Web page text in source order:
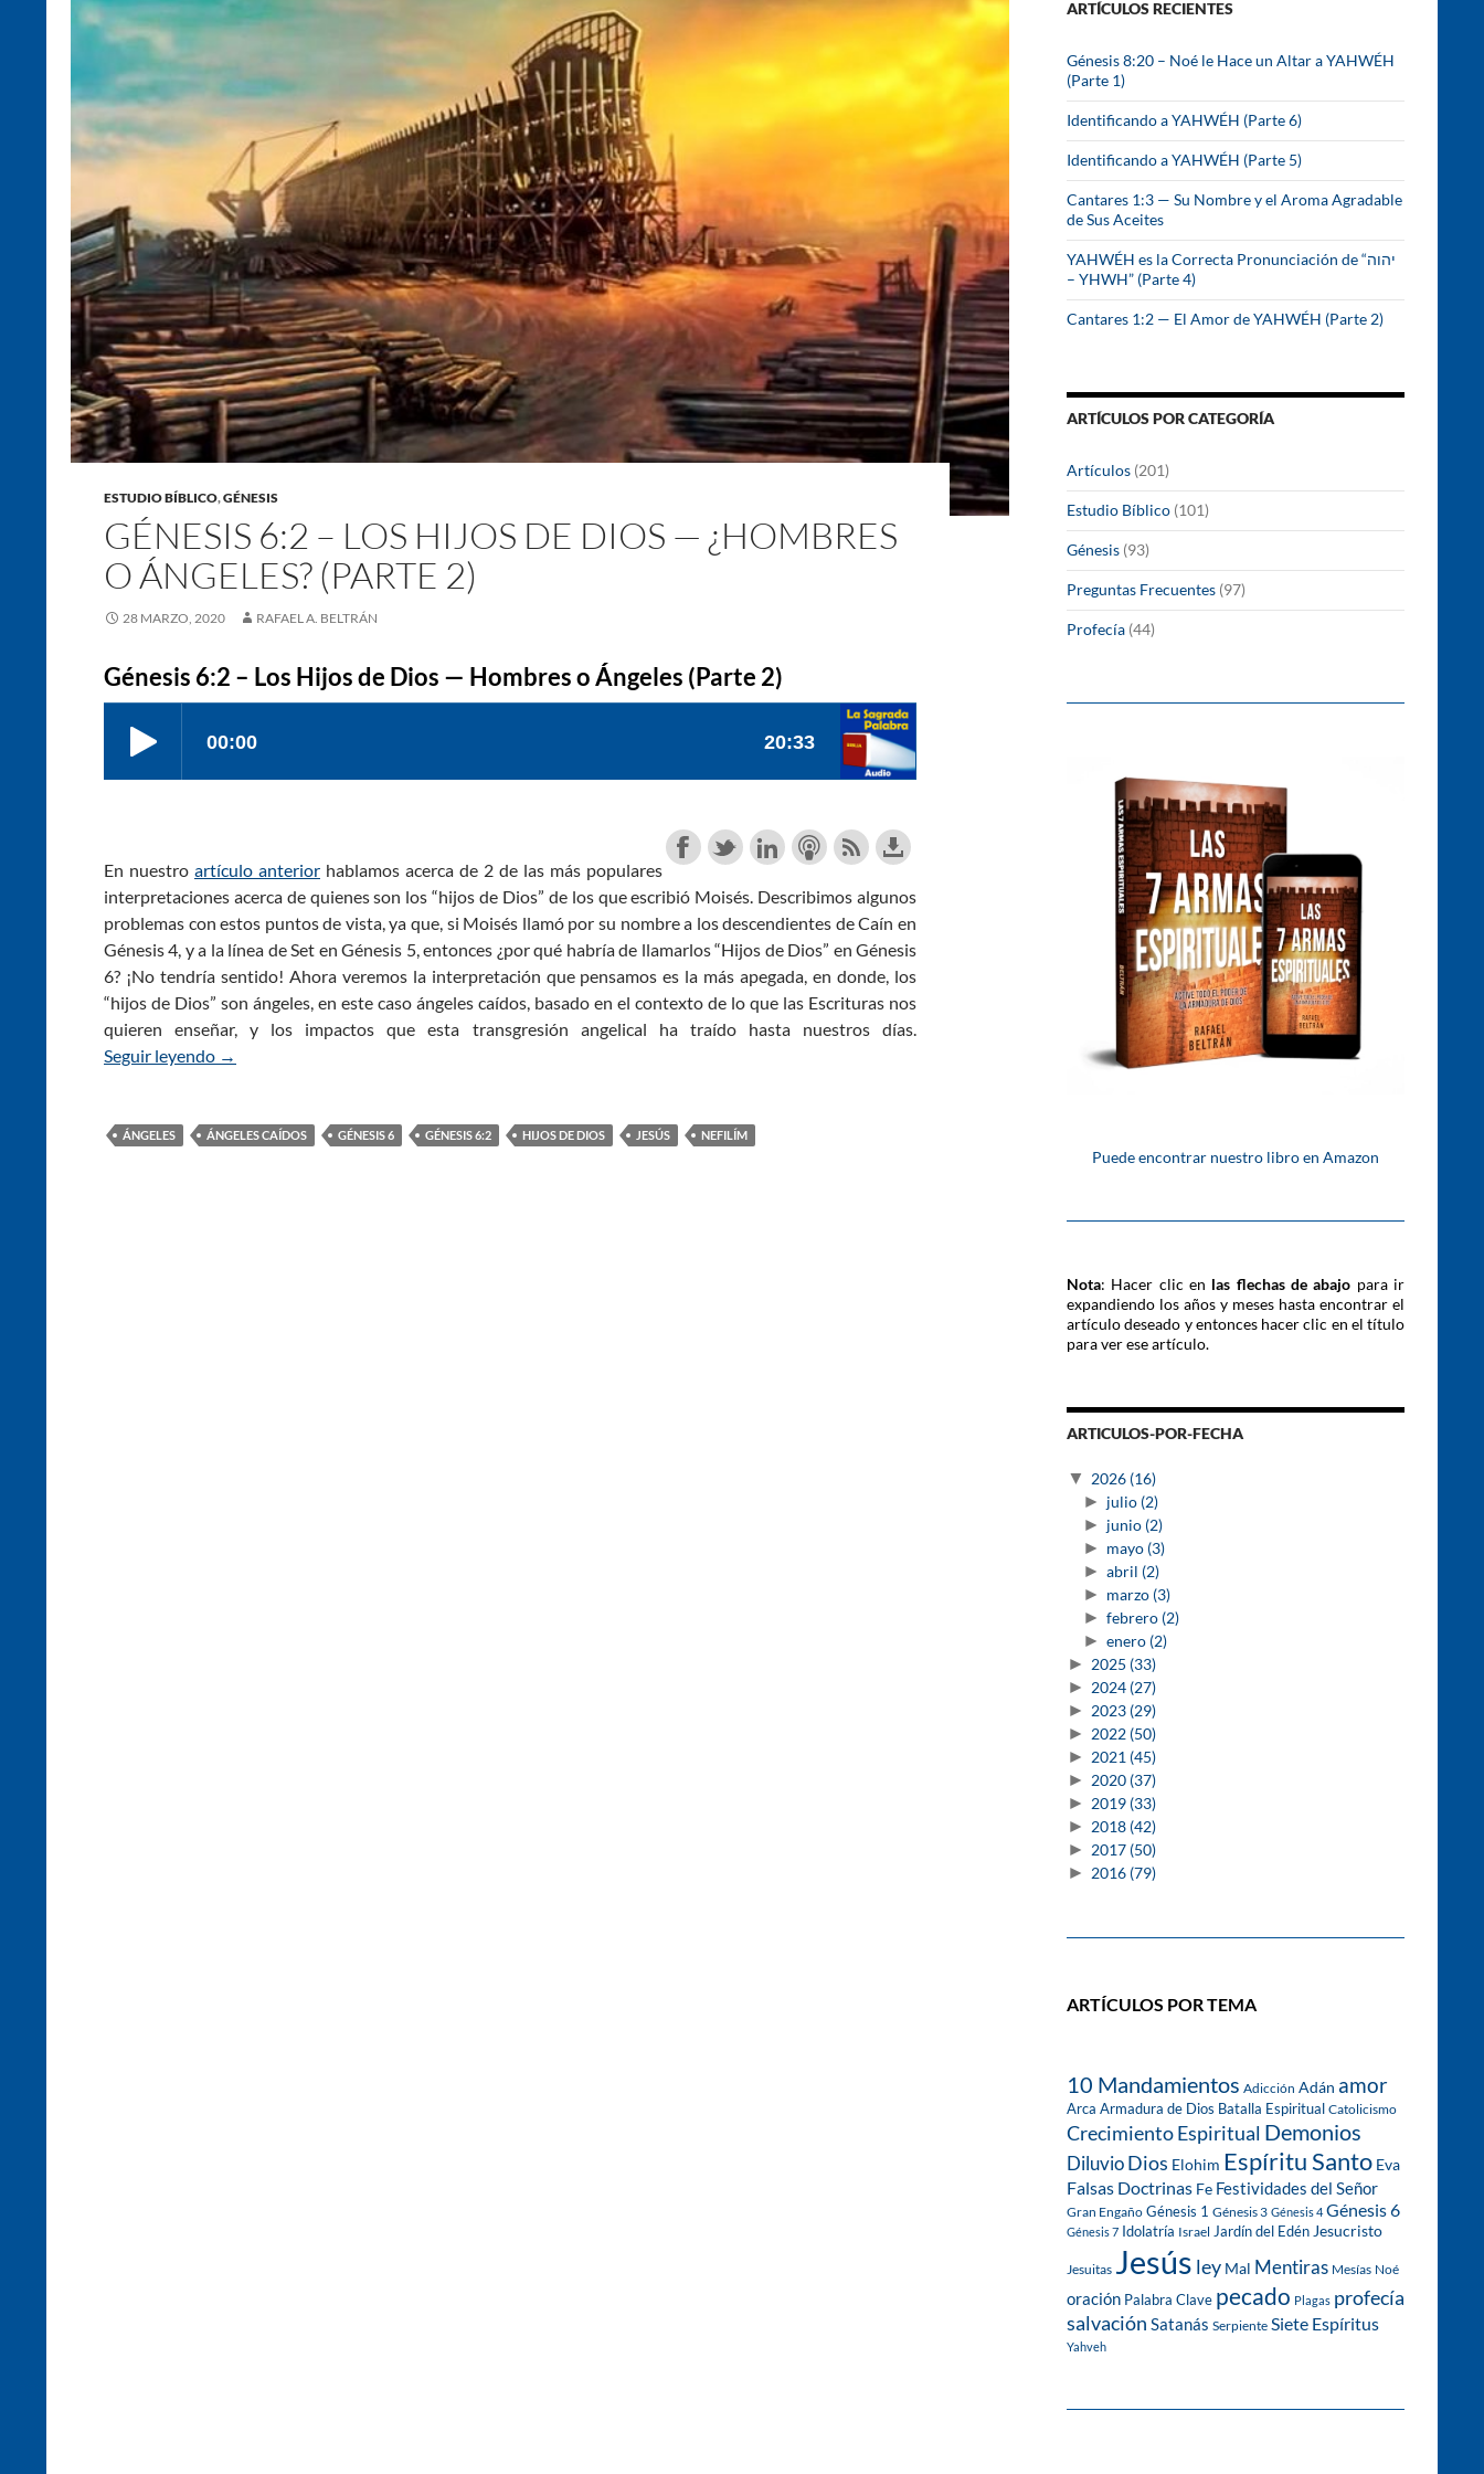
ESTUDIO BÍBLICO,GÉNESIS
GÉNESIS 6:2 – LOS HIJOS DE DIOS — ¿HOMBRES
O ÁNGELES? (PARTE 2)
28 MARZO, 2020 RAFAEL A. BELTRÁN
Génesis 6:2 – Los Hijos de Dios — Hombres o Ángeles (Parte 2)
En nuestro artículo anterior hablamos acerca de 2 de las más populares
interpretaciones acerca de quienes son los “hijos de Dios” de los que escribió Moisés. Describimos algunos
problemas con estos puntos de vista, ya que, si Moisés llamó por su nombre a los descendientes de Caín en
Génesis 4 , y a la línea de Set en Génesis 5, entonces ¿por qué habría de llamarlos “Hijos de Dios” en Génesis
6? ¡No tendría sentido! Ahora veremos la interpretación que pensamos es la más apegada, en donde, los
“hijos de Dios” son ángeles, en este caso ángeles caídos, basado en el contexto de lo que las Escrituras nos
quieren enseñar, y los impactos que esta transgresión angelical ha traído hasta nuestros días.
Seguir leyendo Génesis 6:2 – Los Hijos de Dios — ¿Hombres o Ángeles? (Parte 2)
→
ÁNGELES ÁNGELES CAÍDOS GÉNESIS 6 GÉNESIS 6:2 HIJOS DE DIOS JESÚS NEFILÍM
r
ARTÍCULOS RECIENTES
Génesis 8:20 – Noé le Hace un Altar a YAHWÉH
(Parte 1)
Identificando a YAHWÉH (Parte 6)
Identificando a YAHWÉH (Parte 5)
Cantares 1:3 — Su Nombre y el Aroma Agradable
de Sus Aceites
YAHWÉH es la Correcta Pronunciación de “יהוה
– YHWH” (Parte 4)
Cantares 1:2 — El Amor de YAHWÉH (Parte 2)
ARTÍCULOS POR CATEGORÍA
Artículos (201)
Estudio Bíblico (101)
Génesis (93)
Preguntas Frecuentes (97)
Profecía (44)
Puede encontrar nuestro libro en Amazon
Nota: Hacer clic en las flechas de abajo para ir
expandiendo los años y meses hasta encontrar el
artículo deseado y entonces hacer clic en el título
para ver ese artículo.
ARTICULOS-POR-FECHA
▼ 2026 (16)
► julio (2)
► junio (2)
► mayo (3)
► abril (2)
► marzo (3)
► febrero (2)
► enero (2)
► 2025 (33)
► 2024 (27)
► 2023 (29)
► 2022 (50)
► 2021 (45)
► 2020 (37)
► 2019 (33)
► 2018 (42)
► 2017 (50)
► 2016 (79)
ARTÍCULOS POR TEMA
10 Mandamientos Adicción Adán amor
Arca Armadura de Dios Batalla Espiritual Catolicismo
Crecimiento Espiritual Demonios
DiluvioDios Elohim Espíritu Santo Eva
Falsas Doctrinas Fe Festividades del Señor
Gran Engaño Génesis 1 Génesis 3 Génesis 4 Génesis 6
Génesis 7 Idolatría Israel Jardín del Edén Jesucristo
Jesuitas Jesús ley Mal Mentiras Mesías Noé
oración Palabra Clave pecado Plagas profecía
salvación Satanás Serpiente Siete Espíritus
Yahveh